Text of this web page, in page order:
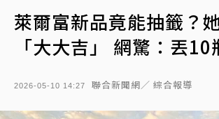
萊爾富新品竟能抽籤？
「大大吉」 網驚：丟
2026-05-10 14:27 聯合新聞網／ 綜合報導